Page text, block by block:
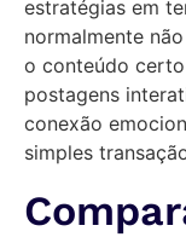
estratégias em
normalmente
o conteúdo
postagens
conexão
simples